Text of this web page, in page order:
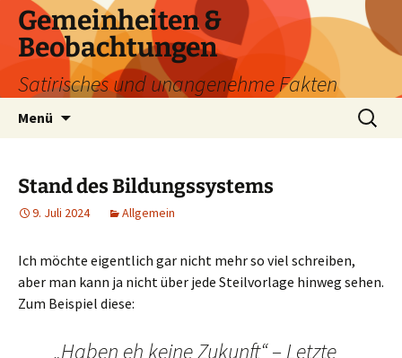
Zum
Inhalt
springen
Gemeinheiten &
Beobachtungen
Satirisches und unangenehme Fakten
Menü
Suchen
nach:
Stand des Bildungssystems
9. Juli 2024 Allgemein
Ich möchte eigentlich gar nicht mehr so viel schreiben,
aber man kann ja nicht über jede Steilvorlage hinweg sehen.
Zum Beispiel diese:
„Haben eh keine Zukunft“ – Letzte